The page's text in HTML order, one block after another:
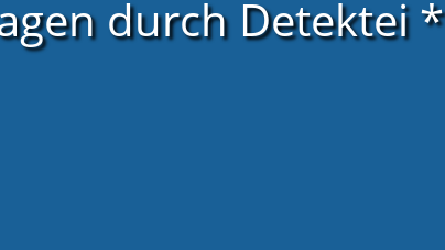
durch Detektei *